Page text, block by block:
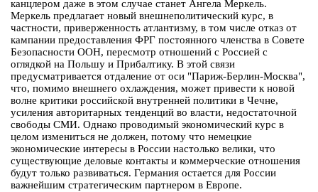
канцлером даже в этом случае станет Ангела Меркель.
Меркель предлагает новый внешнеполитический курс, в
частности, приверженность атлантизму, в том числе отказ от
кампании предоставления ФРГ постоянного членства в Совете
Безопасности ООН, пересмотр отношений с Россией с
оглядкой на Польшу и Прибалтику. В этой связи
предусматривается отдаление от оси "Париж-Берлин-Москва",
что, помимо внешнего охлаждения, может привести к новой
волне критики российской внутренней политики в Чечне,
усиления авторитарных тенденций во власти, недостаточной
свободы СМИ. Однако проводимый экономический курс в
целом измениться не должен, потому что немецкие
экономические интересы в России настолько велики, что
существующие деловые контакты и коммерческие отношения
будут только развиваться. Германия остается для России
важнейшим стратегическим партнером в Европе.